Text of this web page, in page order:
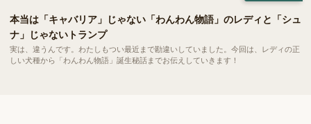
本当は「キャバリア」じゃない「わんわん物語」のレディと「シュ
ナ」じゃないトランプ
実は、違うんです。わたしもつい最近まで勘違いしていました。今回は、レディの正
しい犬種から「わんわん物語」誕生秘話までお伝えしていきます！